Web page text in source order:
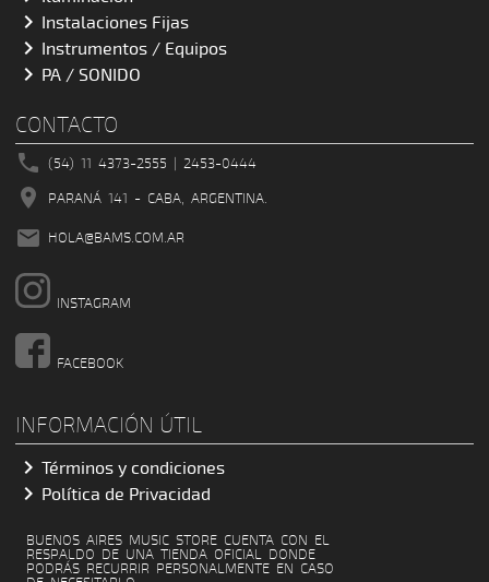
 Instalaciones Fijas
 Instrumentos / Equipos
 PA / SONIDO
CONTACTO
 (54) 11 4373-2555 | 2453-0444
 PARANÁ 141 - CABA, ARGENTINA.
 HOLA@BAMS.COM.AR
INSTAGRAM
FACEBOOK
INFORMACIÓN ÚTIL
 Términos y condiciones
 Política de Privacidad
BUENOS AIRES MUSIC STORE CUENTA CON EL
RESPALDO DE UNA TIENDA OFICIAL DONDE
PODRÁS RECURRIR PERSONALMENTE EN CASO